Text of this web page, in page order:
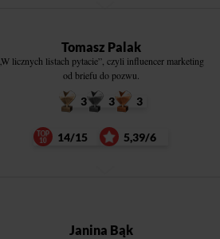
Tomasz Palak
„W licznych listach pytacie”, czyli influencer marketing
od briefu do pozwu.
3 3 3
14/15 5,39/6
Janina Bąk